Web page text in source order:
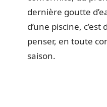
dernière goutte
d’une piscine,
penser, en toute
saison.